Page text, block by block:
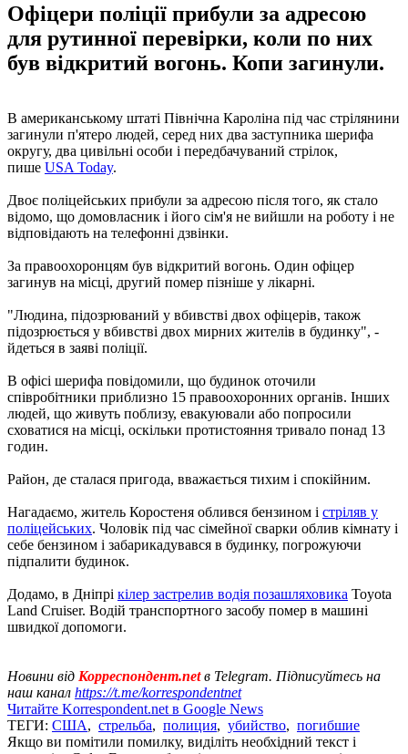
Офіцери поліції прибули за адресою
для рутинної перевірки, коли по них
був відкритий вогонь. Копи загинули.
В американському штаті Північна Кароліна під час стрілянини
загинули п'ятеро людей, серед них два заступника шерифа
округу, два цивільні особи і передбачуваний стрілок,
пише USA Today.
Двоє поліцейських прибули за адресою після того, як стало
відомо, що домовласник і його сім'я не вийшли на роботу і не
відповідають на телефонні дзвінки.
За правоохоронцям був відкритий вогонь. Один офіцер
загинув на місці, другий помер пізніше у лікарні.
"Людина, підозрюваний у вбивстві двох офіцерів, також
підозрюється у вбивстві двох мирних жителів в будинку", -
йдеться в заяві поліції.
В офісі шерифа повідомили, що будинок оточили
співробітники приблизно 15 правоохоронних органів. Інших
людей, що живуть поблизу, евакуювали або попросили
сховатися на місці, оскільки протистояння тривало понад 13
годин.
Район, де сталася пригода, вважається тихим і спокійним.
Нагадаємо, житель Коростеня облився бензином і стріляв у
поліцейських. Чоловік під час сімейної сварки облив кімнату і
себе бензином і забарикадувався в будинку, погрожуючи
підпалити будинок.
Додамо, в Дніпрі кілер застрелив водія позашляховика Toyota
Land Cruiser. Водій транспортного засобу помер в машині
швидкої допомоги.
Новини від Корреспондент.netв Telegram. Підписуйтесь на
наш канал https://t.me/korrespondentnet
Читайте Korrespondent.net в Google News
ТЕГИ: США, стрельба, полиция, убийство, погибшие
Якщо ви помітили помилку, виділіть необхідний текст і